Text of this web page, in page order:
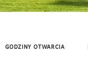
GODZINY OTWARCIA